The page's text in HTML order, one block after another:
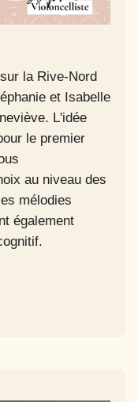
la Rive-Nord
et Isabelle
L'idée
le premier
au niveau des
mélodies
également